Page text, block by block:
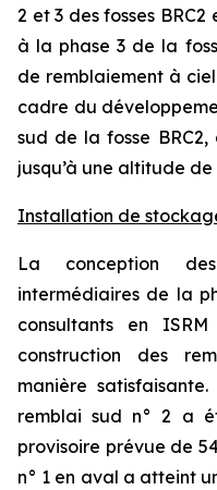
2 et 3 des fosses BRC2
à la phase 3 de la
de remblaiement à
cadre du
sud de la fosse
jusqu’à une altitude de
Installation de
La conception
intermédiaires de la
consultants en
construction des
manière
remblai sud n° 2 a
provisoire prévue de
n° 1 en aval a atteint